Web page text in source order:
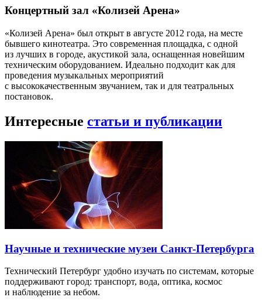
Концертный зал «Колизей Арена»
«Колизей Арена» был открыт в августе 2012 года, на месте
бывшего кинотеатра. Это современная площадка, с одной
из лучших в городе, акустикой зала, оснащенная новейшим
техническим оборудованием. Идеально подходит как для
проведения музыкальных мероприятий
с высококачественным звучанием, так и для театральных
постановок.
Интересные статьи и публикации
Научные и технические музеи Санкт-Петербурга
Технический Петербург удобно изучать по системам, которые
поддерживают город: транспорт, вода, оптика, космос
и наблюдение за небом.